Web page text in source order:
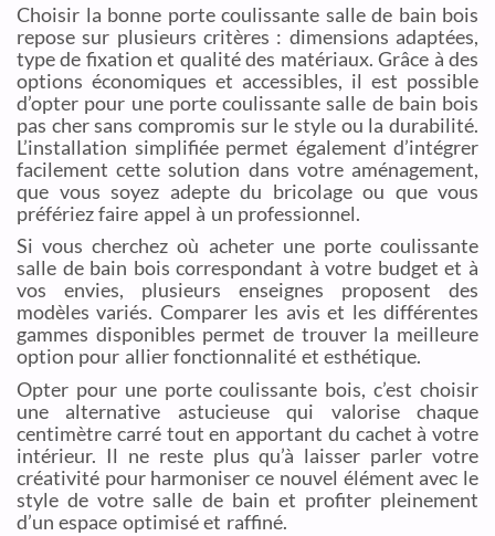
Choisir la bonne porte coulissante salle de bain bois
repose sur plusieurs critères : dimensions adaptées,
type de fixation et qualité des matériaux. Grâce à des
options économiques et accessibles, il est possible
d’opter pour une porte coulissante salle de bain bois
pas cher sans compromis sur le style ou la durabilité.
L’installation simplifiée permet également d’intégrer
facilement cette solution dans votre aménagement,
que vous soyez adepte du bricolage ou que vous
préfériez faire appel à un professionnel.
Si vous cherchez où acheter une porte coulissante
salle de bain bois correspondant à votre budget et à
vos envies, plusieurs enseignes proposent des
modèles variés. Comparer les avis et les différentes
gammes disponibles permet de trouver la meilleure
option pour allier fonctionnalité et esthétique.
Opter pour une porte coulissante bois, c’est choisir
une alternative astucieuse qui valorise chaque
centimètre carré tout en apportant du cachet à votre
intérieur. Il ne reste plus qu’à laisser parler votre
créativité pour harmoniser ce nouvel élément avec le
style de votre salle de bain et profiter pleinement
d’un espace optimisé et raffiné.